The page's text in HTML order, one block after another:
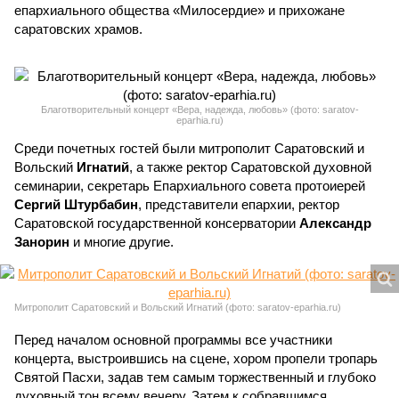
епархиального общества «Милосердие» и прихожане
саратовских храмов.
Благотворительный концерт «Вера, надежда, любовь» (фото: saratov-
eparhia.ru)
Среди почетных гостей были митрополит Саратовский и
Вольский Игнатий, а также ректор Саратовской духовной
семинарии, секретарь Епархиального совета протоиерей
Сергий Штурбабин, представители епархии, ректор
Саратовской государственной консерватории Александр
Занорин и многие другие.
Митрополит Саратовский и Вольский Игнатий (фото: saratov-eparhia.ru)
Перед началом основной программы все участники
концерта, выстроившись на сцене, хором пропели тропарь
Святой Пасхи, задав тем самым торжественный и глубоко